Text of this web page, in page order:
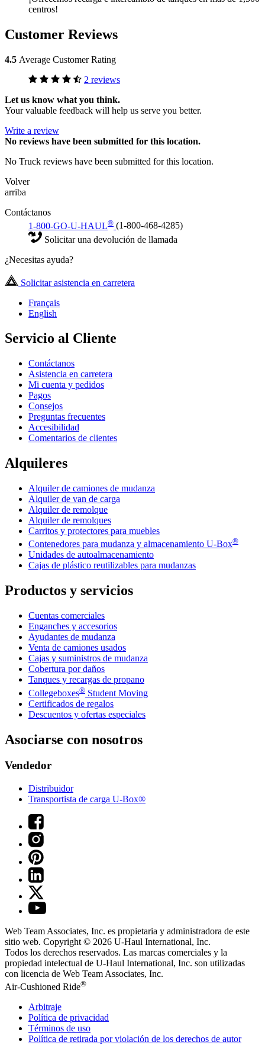
centros!
Customer Reviews
4.5 Average Customer Rating
2 reviews
Let us know what you think.
Your valuable feedback will help us serve you better.
Write a review
No reviews have been submitted for this location.
No Truck reviews have been submitted for this location.
Volver
arriba
Contáctanos
1-800-GO-U-HAUL® (1-800-468-4285)
Solicitar una devolución de llamada
¿Necesitas ayuda?
Solicitar asistencia en carretera
Français
English
Servicio al Cliente
Contáctanos
Asistencia en carretera
Mi cuenta y pedidos
Pagos
Consejos
Preguntas frecuentes
Accesibilidad
Comentarios de clientes
Alquileres
Alquiler de camiones de mudanza
Alquiler de van de carga
Alquiler de remolque
Alquiler de remolques
Carritos y protectores para muebles
Contenedores para mudanza y almacenamiento U-Box®
Unidades de autoalmacenamiento
Cajas de plástico reutilizables para mudanzas
Productos y servicios
Cuentas comerciales
Enganches y accesorios
Ayudantes de mudanza
Venta de camiones usados
Cajas y suministros de mudanza
Cobertura por daños
Tanques y recargas de propano
Collegeboxes® Student Moving
Certificados de regalos
Descuentos y ofertas especiales
Asociarse con nosotros
Vendedor
Distribuidor
Transportista de carga U-Box®
Web Team Associates, Inc. es propietaria y administradora de este
sitio web. Copyright © 2026 U-Haul International, Inc.
Todos los derechos reservados. Las marcas comerciales y la
propiedad intelectual de U-Haul International, Inc. son utilizadas
con licencia de Web Team Associates, Inc.
Air-Cushioned Ride®
Arbitraje
Política de privacidad
Términos de uso
Política de retirada por violación de los derechos de autor